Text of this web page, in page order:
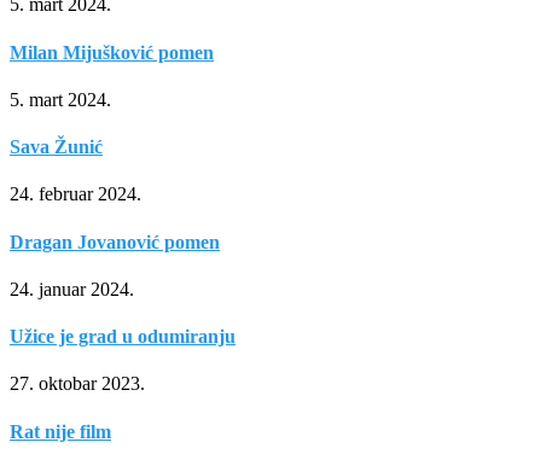
5. mart 2024.
Milan Mijušković pomen
5. mart 2024.
Sava Žunić
24. februar 2024.
Dragan Jovanović pomen
24. januar 2024.
Užice je grad u odumiranju
27. oktobar 2023.
Rat nije film